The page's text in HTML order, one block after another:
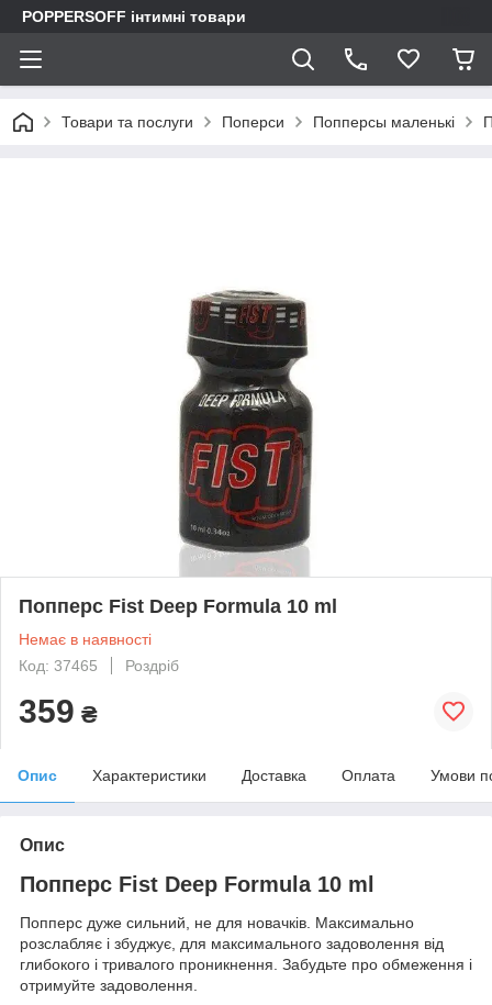
POPPERSOFF інтимні товари
Товари та послуги Поперси Попперсы маленькі
Попперс Fist Deep Formula 10 ml
Немає в наявності
Код: 37465
Роздріб
359 ₴
Опис Характеристики Доставка Оплата Умови
Опис
Попперс Fist Deep Formula 10 ml
Попперс дуже сильний, не для новачків. Максимально
розслабляє і збуджує, для максимального задоволення від
глибокого і тривалого проникнення. Забудьте про обмеження і
отримуйте задоволення.